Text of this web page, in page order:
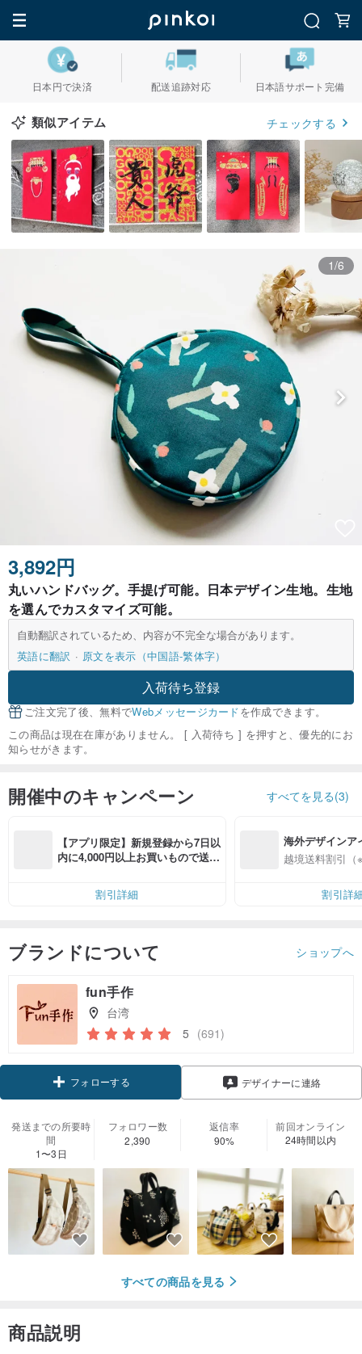
日本円で決済 配送追跡対応 日本語サポート完備
類似アイテム チェックする
1/6
3,892円
丸いハンドバッグ。手提げ可能。日本デザイン生地。生地
を選んでカスタマイズ可能。
自動翻訳されているため、内容が不完全な場合があります。
英語に翻訳
原文を表示（中国語-繁体字）
入荷待ち登録
ご注文完了後、無料でWebメッセージカードを作成できます。
この商品は現在在庫がありません。 [ 入荷待ち ] を押すと、優先的にお
知らせがきます。
開催中のキャンペーン すべてを見る(3)
【アプリ限定】新規登録から7日以
内に4,000円以上お買いもので送料
割引詳細
海外デザインア
入
越境送料割引（
割引詳
ブランドについて ショップへ
fun手作
台湾
5 (691)
フォローする デザイナーに連絡
発送までの所要時
間
1〜3日
フォロワー数
2,390
返信率
90%
前回オンライン
24時間以内
すべての商品を見る
商品説明